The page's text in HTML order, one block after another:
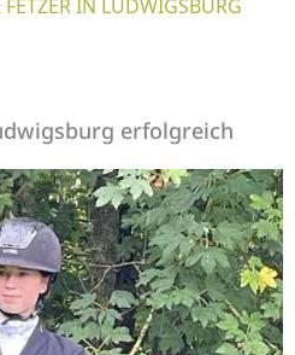
FETZER IN LUDWIGSBURG
erfolgreich